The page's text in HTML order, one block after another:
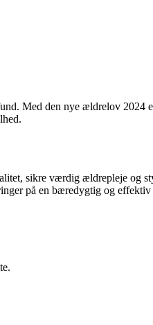
Med den nye ældrelov
sikre værdig ældrepleje og
på en bæredygtig og effektiv